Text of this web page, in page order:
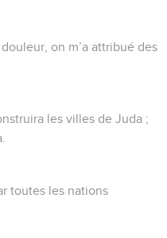
on m’a attribué des
les villes de Juda ;
toutes les nations